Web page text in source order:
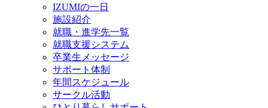
IZUMIの一日
施設紹介
就職・進学先一覧
就職支援システム
卒業生メッセージ
サポート体制
年間スケジュール
サークル活動